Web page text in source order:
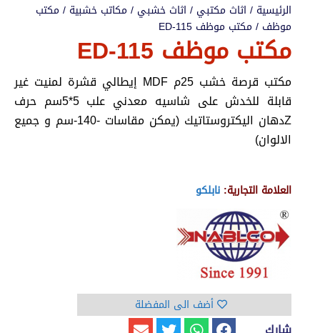
الرئيسية / اثاث مكتبي / اثاث خشبي /مكاتب خشبية /مكتب
موظف / مكتب موظف ED-115
مكتب موظف ED-115
مكتب قرصة خشب 25م MDF إيطالي قشرة لمنيت غير
قابلة للخدش على شاسيه معدني علب 5*5سم حرف
Zدهان اليكتروستاتيك (يمكن مقاسات -140-سم و جميع
الالوان)
العلامة التجارية: نابلكو
أضف الى المفضلة